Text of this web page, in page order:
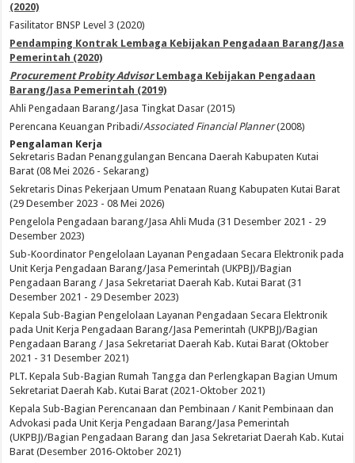
(2020)
Fasilitator BNSP Level 3 (2020)
Pendamping Kontrak Lembaga Kebijakan Pengadaan Barang/Jasa
Pemerintah (2020)
Procurement Probity Advisor Lembaga Kebijakan Pengadaan
Barang/Jasa Pemerintah (2019)
Ahli Pengadaan Barang/Jasa Tingkat Dasar (2015)
Perencana Keuangan Pribadi/Associated Financial Planner(2008)
Pengalaman Kerja
Sekretaris Badan Penanggulangan Bencana Daerah Kabupaten Kutai
Barat (08 Mei 2026 - Sekarang)
Sekretaris Dinas Pekerjaan Umum Penataan Ruang Kabupaten Kutai Barat
(29 Desember 2023 - 08 Mei 2026)
Pengelola Pengadaan barang/Jasa Ahli Muda (31 Desember 2021 - 29
Desember 2023)
Sub-Koordinator Pengelolaan Layanan Pengadaan Secara Elektronik pada
Unit Kerja Pengadaan Barang/Jasa Pemerintah (UKPBJ)/Bagian
Pengadaan Barang / Jasa Sekretariat Daerah Kab. Kutai Barat (31
Desember 2021 - 29 Desember 2023)
Kepala Sub-Bagian Pengelolaan Layanan Pengadaan Secara Elektronik
pada Unit Kerja Pengadaan Barang/Jasa Pemerintah (UKPBJ)/Bagian
Pengadaan Barang / Jasa Sekretariat Daerah Kab. Kutai Barat (Oktober
2021 - 31 Desember 2021)
PLT. Kepala Sub-Bagian Rumah Tangga dan Perlengkapan Bagian Umum
Sekretariat Daerah Kab. Kutai Barat (2021-Oktober 2021)
Kepala Sub-Bagian Perencanaan dan Pembinaan / Kanit Pembinaan dan
Advokasi pada Unit Kerja Pengadaan Barang/Jasa Pemerintah
(UKPBJ)/Bagian Pengadaan Barang dan Jasa Sekretariat Daerah Kab. Kutai
Barat (Desember 2016-Oktober 2021)